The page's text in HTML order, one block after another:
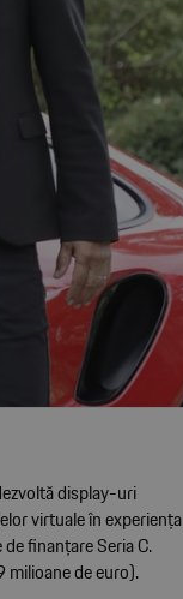
display-uri
virtuale în experiența
finanțare Seria C.
milioane de euro).